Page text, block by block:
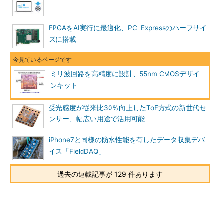
FPGAをAI実行に最適化、PCI Expressのハーフサイ
ズに搭載
ミリ波回路を高精度に設計、55nm CMOSデザイ
ンキット
受光感度が従来比30％向上したToF方式の新世代セ
ンサー、幅広い用途で活用可能
iPhone7と同様の防水性能を有したデータ収集デバ
イス「FieldDAQ」
過去の連載記事が 129 件あります